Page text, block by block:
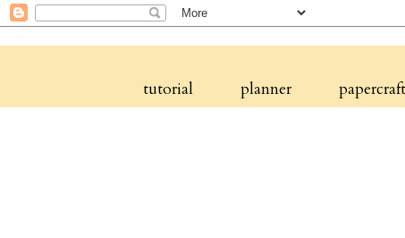
tutorial planner papercraft